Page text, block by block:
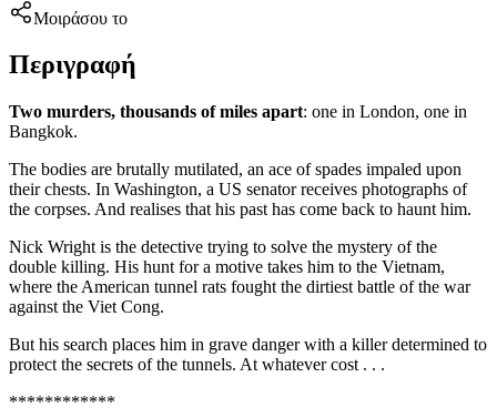
Μοιράσου το
Περιγραφή
Two murders, thousands of miles apart: one in London, one in
Bangkok.
The bodies are brutally mutilated, an ace of spades impaled upon
their chests. In Washington, a US senator receives photographs of
the corpses. And realises that his past has come back to haunt him.
Nick Wright is the detective trying to solve the mystery of the
double killing. His hunt for a motive takes him to the Vietnam,
where the American tunnel rats fought the dirtiest battle of the war
against the Viet Cong.
But his search places him in grave danger with a killer determined to
protect the secrets of the tunnels. At whatever cost . . .
************